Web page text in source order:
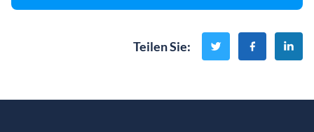
Teilen Sie: